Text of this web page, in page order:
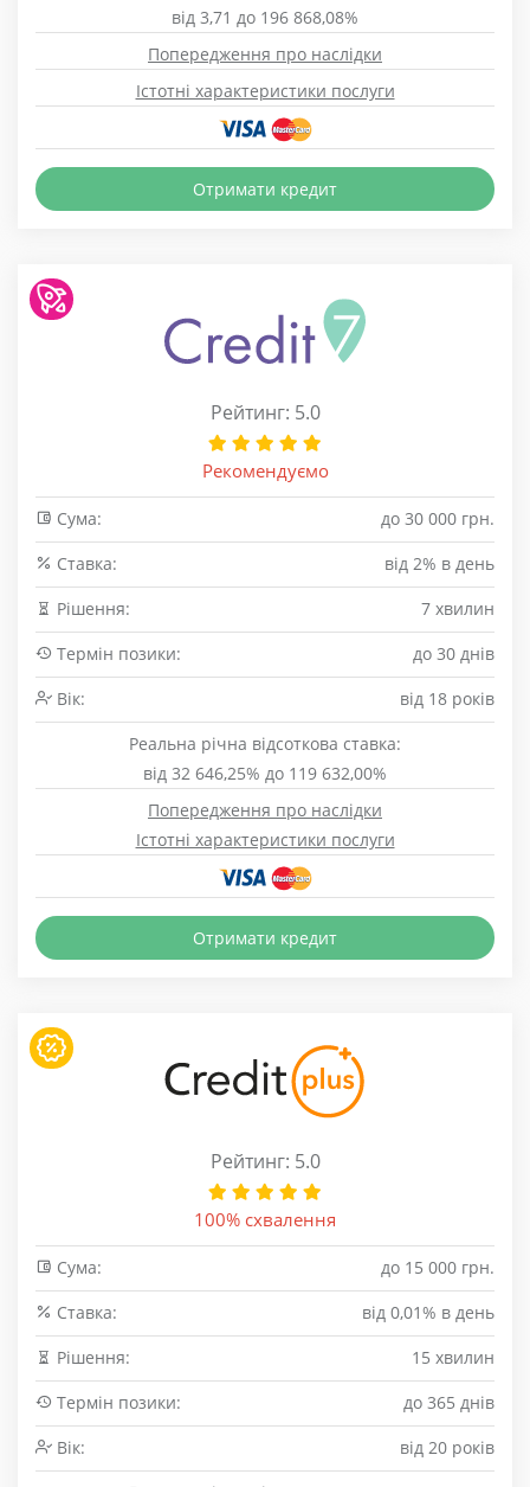
від 3,71 до 196 868,08%
Попередження про наслідки
Істотні характеристики послуги
Отримати кредит
Рейтинг: 5.0
Рекомендуємо
Сума:
до 30 000 грн.
Cтавка:
від 2% в день
Рішення:
7 хвилин
Термін позики:
до 30 днів
Вік:
від 18 років
Реальна річна відсоткова ставка:
від 32 646,25% до 119 632,00%
Попередження про наслідки
Істотні характеристики послуги
Отримати кредит
Рейтинг: 5.0
100% схвалення
Сума:
до 15 000 грн.
Cтавка:
від 0,01% в день
Рішення:
15 хвилин
Термін позики:
до 365 днів
Вік:
від 20 років